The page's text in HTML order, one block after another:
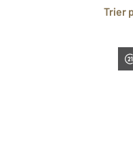
Trier